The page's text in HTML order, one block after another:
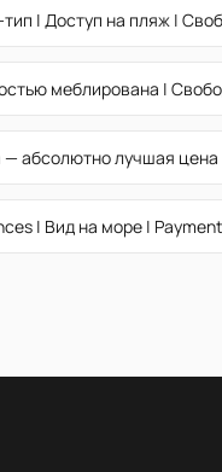
| Доступ на пляж |
меблирована |
— абсолютно лучшая
| Вид на море |